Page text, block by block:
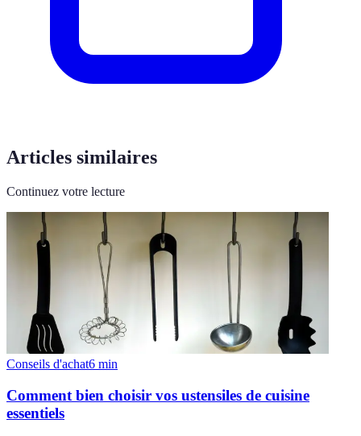
Articles similaires
Continuez votre lecture
Conseils d'achat6 min
Comment bien choisir vos ustensiles de cuisine
essentiels